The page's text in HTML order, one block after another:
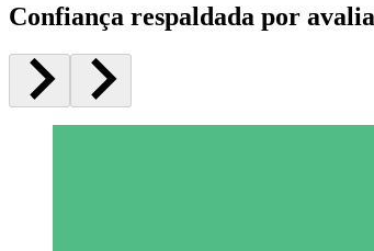
Confiança respaldada por